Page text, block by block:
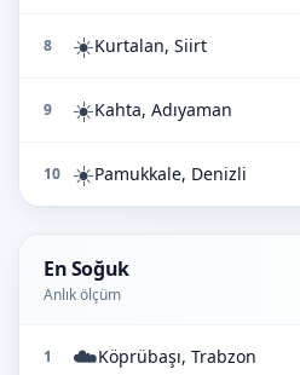
8 ☀️Kurtalan, Siirt
9 ☀️Kahta, Adıyaman
10 ☀️Pamukkale, Denizli
En Soğuk
Anlık ölçüm
1 ☁️Köprübaşı, Trabzon